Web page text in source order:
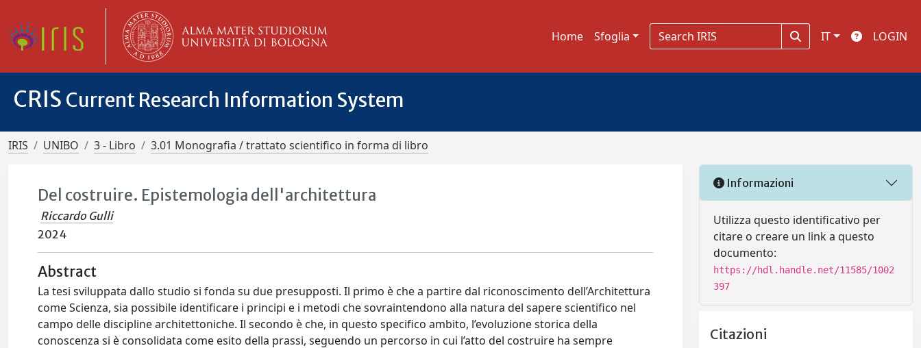
Home Sfoglia IT LOGIN
CRIS Current Research Information System
IRIS UNIBO 3 - Libro 3.01 Monografia / trattato scientifico in forma di libro
Del costruire. Epistemologia dell'architettura
Riccardo Gulli
2024
Abstract
La tesi sviluppata dallo studio si fonda su due presupposti. Il primo è che a partire dal riconoscimento dell’Architettura
come Scienza, sia possibile identificare i principi e i metodi che sovraintendono alla natura del sapere scientifico nel
campo delle discipline architettoniche. Il secondo è che, in questo specifico ambito, l’evoluzione storica della
conoscenza si è consolidata come esito della prassi, seguendo un percorso in cui l’atto del costruire ha sempre
Informazioni
Utilizza questo identificativo per
citare o creare un link a questo
documento:
https://hdl.handle.net/11585/1002
397
Citazioni